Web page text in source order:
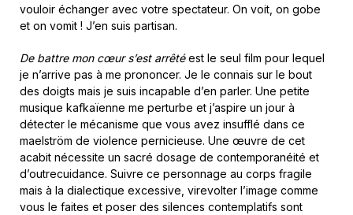
vouloir échanger avec votre spectateur. On voit, on gobe
et on vomit ! J’en suis partisan.
De battre mon cœur s’est arrêtéest le seul film pour lequel
je n’arrive pas à me prononcer. Je le connais sur le bout
des doigts mais je suis incapable d’en parler. Une petite
musique kafkaïenne me perturbe et j’aspire un jour à
détecter le mécanisme que vous avez insufflé dans ce
maelström de violence pernicieuse. Une œuvre de cet
acabit nécessite un sacré dosage de contemporanéité et
d’outrecuidance. Suivre ce personnage au corps fragile
mais à la dialectique excessive, virevolter l’image comme
vous le faites et poser des silences contemplatifs sont